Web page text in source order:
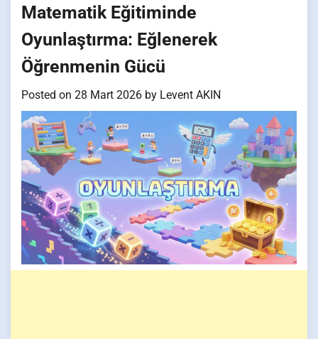
Matematik Eğitiminde
Oyunlaştırma: Eğlenerek
Öğrenmenin Gücü
Posted on 28 Mart 2026 by Levent AKIN